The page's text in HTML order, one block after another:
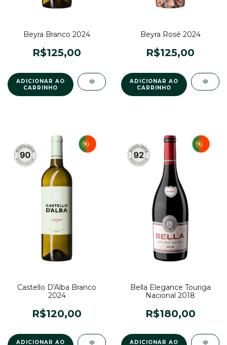
Beyra Branco 2024
R$125,00
Beyra Rosé 2024
R$125,00
Castello D'Alba Branco
2024
R$120,00
Bella Elegance Touriga
Nacional 2018
R$180,00